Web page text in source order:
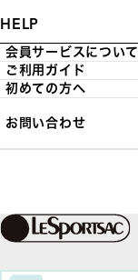
HELP
会員サービスについて
ご利用ガイド
初めての方へ
お問い合わせ